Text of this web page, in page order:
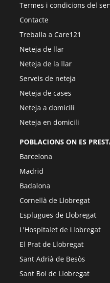
Termes i condicions del
Contacte
Treballa a Care121
Neteja de llar
Neteja de la llar
Serveis de neteja
Neteja de cases
Neteja a domicili
Neteja en domicili
POBLACIONS ON ES
Barcelona
Madrid
Badalona
Cornellà de Llobregat
Esplugues de Llobregat
L'Hospitalet de Llobregat
El Prat de Llobregat
Sant Adrià de Besòs
Sant Boi de Llobregat